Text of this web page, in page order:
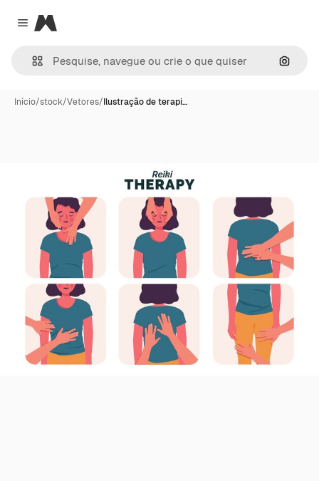
Close menu
Magnific
Início/stock/Vetores/Ilustração de terapi…